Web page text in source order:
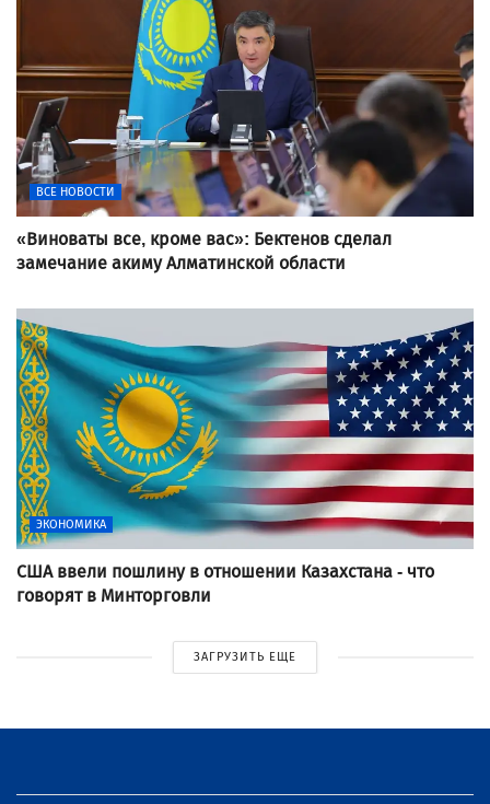
ВСЕ НОВОСТИ
«Виноваты все, кроме вас»: Бектенов сделал
замечание акиму Алматинской области
ЭКОНОМИКА
США ввели пошлину в отношении Казахстана - что
говорят в Минторговли
ЗАГРУЗИТЬ ЕЩЕ